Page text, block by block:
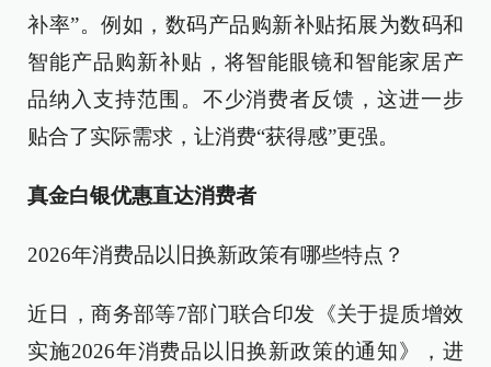
补率”。例如，数码产品购新补贴拓展为数码和
智能产品购新补贴，将智能眼镜和智能家居产
品纳入支持范围。不少消费者反馈，这进一步
贴合了实际需求，让消费“获得感”更强。
真金白银优惠直达消费者
2026年消费品以旧换新政策有哪些特点？
近日，商务部等7部门联合印发《关于提质增效
实施2026年消费品以旧换新政策的通知》，进